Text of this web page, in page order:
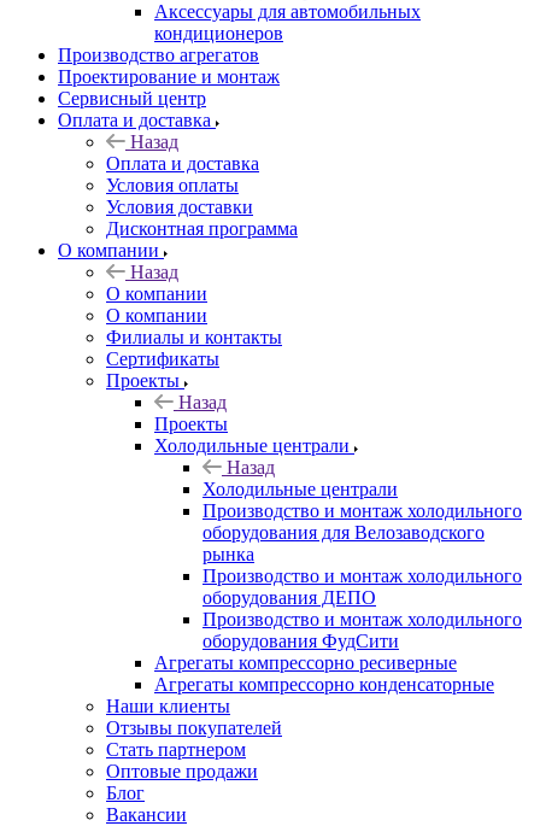
Аксессуары для автомобильных
кондиционеров
Производство агрегатов
Проектирование и монтаж
Сервисный центр
Оплата и доставка
Назад
Оплата и доставка
Условия оплаты
Условия доставки
Дисконтная программа
О компании
Назад
О компании
О компании
Филиалы и контакты
Сертификаты
Проекты
Назад
Проекты
Холодильные централи
Назад
Холодильные централи
Производство и монтаж холодильного
оборудования для Велозаводского
рынка
Производство и монтаж холодильного
оборудования ДЕПО
Производство и монтаж холодильного
оборудования ФудСити
Агрегаты компрессорно ресиверные
Агрегаты компрессорно конденсаторные
Наши клиенты
Отзывы покупателей
Стать партнером
Оптовые продажи
Блог
Вакансии